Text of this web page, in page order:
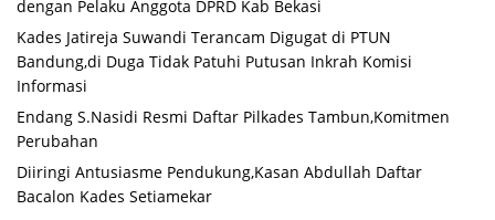
dengan Pelaku Anggota DPRD Kab Bekasi
Kades Jatireja Suwandi Terancam Digugat di PTUN
Bandung,di Duga Tidak Patuhi Putusan Inkrah Komisi
Informasi
Endang S.Nasidi Resmi Daftar Pilkades Tambun,Komitmen
Perubahan
Diiringi Antusiasme Pendukung,Kasan Abdullah Daftar
Bacalon Kades Setiamekar